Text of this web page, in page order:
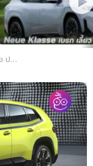
ริ่มต้น 6,799,000 บาท